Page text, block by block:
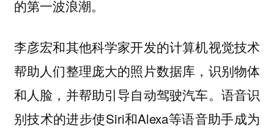
的第一波浪潮。
李彦宏和其他科学家开发的计算机视觉技术
帮助人们整理庞大的照片数据库，识别物体
和人脸，并帮助引导自动驾驶汽车。语音识
别技术的进步使Siri和Alexa等语音助手成为